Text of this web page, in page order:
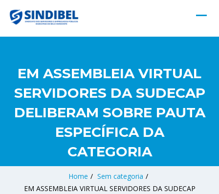
EM ASSEMBLEIA VIRTUAL
SERVIDORES DA SUDECAP
DELIBERAM SOBRE PAUTA
ESPECÍFICA DA
CATEGORIA
Home / Sem categoria /
EM ASSEMBLEIA VIRTUAL SERVIDORES DA SUDECAP